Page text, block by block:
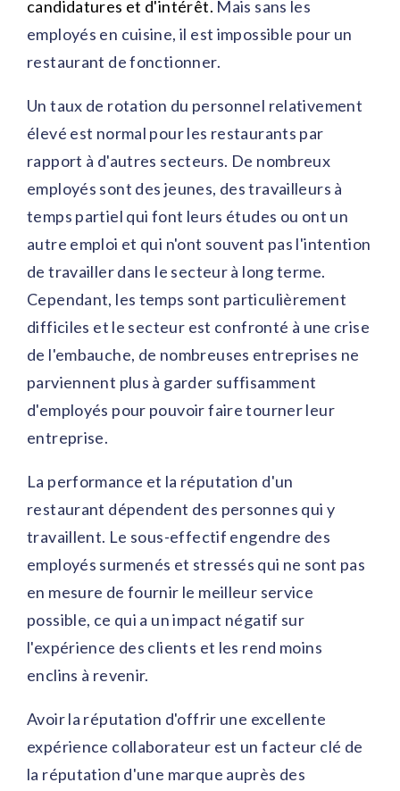
candidatures et d'intérêt. Mais sans les
employés en cuisine, il est impossible pour un
restaurant de fonctionner.
Un taux de rotation du personnel relativement
élevé est normal pour les restaurants par
rapport à d'autres secteurs. De nombreux
employés sont des jeunes, des travailleurs à
temps partiel qui font leurs études ou ont un
autre emploi et qui n'ont souvent pas l'intention
de travailler dans le secteur à long terme.
Cependant, les temps sont particulièrement
difficiles et le secteur est confronté à une crise
de l'embauche, de nombreuses entreprises ne
parviennent plus à garder suffisamment
d'employés pour pouvoir faire tourner leur
entreprise.
La performance et la réputation d'un
restaurant dépendent des personnes qui y
travaillent. Le sous-effectif engendre des
employés surmenés et stressés qui ne sont pas
en mesure de fournir le meilleur service
possible, ce qui a un impact négatif sur
l'expérience des clients et les rend moins
enclins à revenir.
Avoir la réputation d'offrir une excellente
expérience collaborateur est un facteur clé de
la réputation d'une marque auprès des